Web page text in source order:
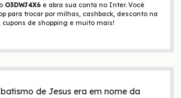
O3DWJ4X6 e abra sua conta no Inter. Você
para trocar por milhas, cashback, desconto na
cupons de shopping e muito mais!
batismo de Jesus era em nome da